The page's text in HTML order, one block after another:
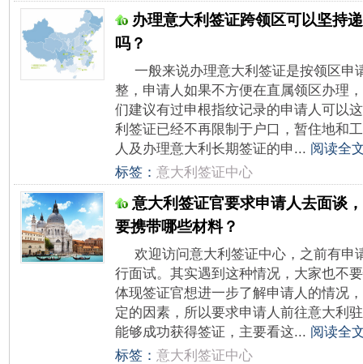
办理意大利签证跨领区可以坚持
吗？
一般来说办理意大利签证是按领区申
整，申请人如果不方便在直属领区办理
们建议有过申根指纹记录的申请人可以
利签证已经不再限制于户口，暂住地和
人及办理意大利长期签证的申... 阅读全
标签： 意大利签证中心
意大利签证官要求申请人去面谈
要携带哪些材料？
欢迎访问意大利签证中心，之前有申
行面试。其实遇到这种情况，大家也不
体现签证官想进一步了解申请人的情况
定的因素，所以要求申请人前往意大利
能够成功获得签证，主要看这... 阅读全
标签： 意大利签证中心